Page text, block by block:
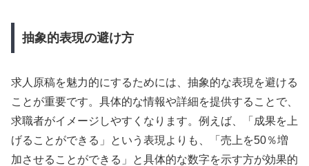
抽象的表現の避け方
求人原稿を魅力的にするためには、抽象的な表現を避ける
ことが重要です。具体的な情報や詳細を提供することで、
求職者がイメージしやすくなります。例えば、「成果を上
げることができる」という表現よりも、「売上を50％増
加させることができる」と具体的な数字を示す方が効果的